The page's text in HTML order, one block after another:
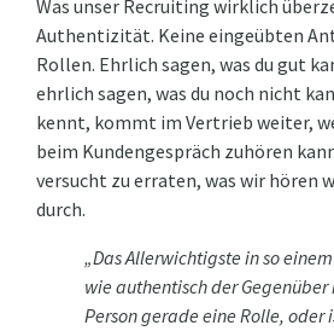
Was unser Recruiting wirklich
Authentizität. Keine eingeübten
Rollen. Ehrlich sagen, was du gut
ehrlich sagen, was du noch nicht
kennt, kommt im Vertrieb weiter,
beim Kundengespräch zuhören
versucht zu erraten, was wir hören
durch.
„Das Allerwichtigste in so
wie authentisch der
Person gerade eine Rolle, oder